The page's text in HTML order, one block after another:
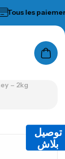
les
– 2kg
توصيل
بلاش